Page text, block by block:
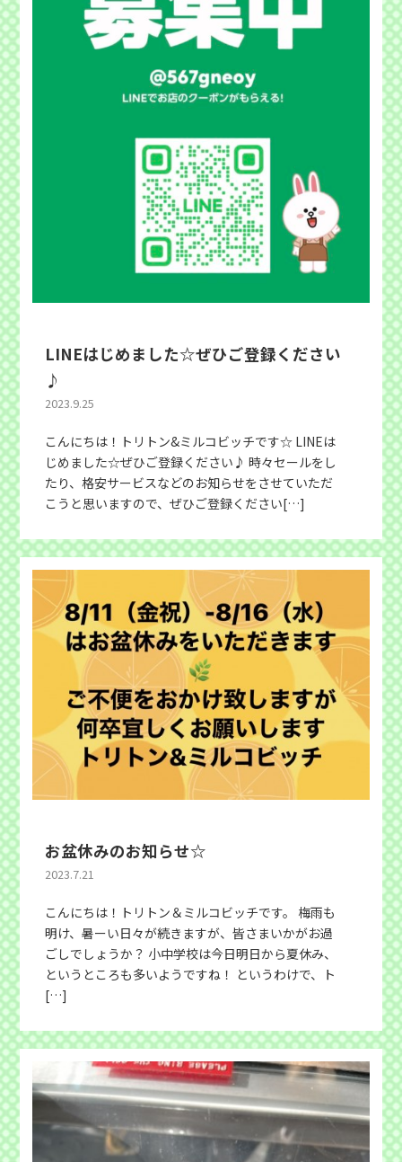
LINEはじめました☆ぜひご登録ください
♪
2023.9.25
こんにちは！トリトン&ミルコビッチです☆ LINEは
じめました☆ぜひご登録ください♪ 時々セールをし
たり、格安サービスなどのお知らせをさせていただ
こうと思いますので、ぜひご登録ください[…]
お盆休みのお知らせ☆
2023.7.21
こんにちは！トリトン＆ミルコビッチです。 梅雨も
明け、暑ーい日々が続きますが、皆さまいかがお過
ごしでしょうか？ 小中学校は今日明日から夏休み、
というところも多いようですね！ というわけで、ト
[…]